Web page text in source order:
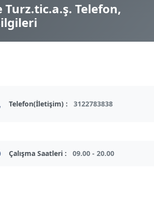
Telefon,
Telefon(İletişim) : 3122783838
Çalışma Saatleri : 09.00 - 20.00